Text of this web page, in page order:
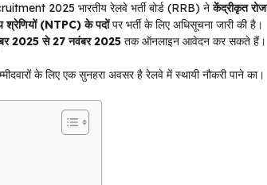
2025 भारतीय रेलवे भर्ती बोर्ड (RRB) नेकेंद्रीकृत
श्रेणियों (NTPC) के पदोंपर भर्ती के लिए अधिसूचना जारी की है।
2025 से 27 नवंबर 2025 तक ऑनलाइन आवेदन कर सकते हैं।
के लिए एक सुनहरा अवसर है रेलवे में स्थायी नौकरी पाने का।